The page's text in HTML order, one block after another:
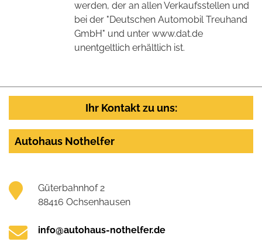
werden, der an allen Verkaufsstellen und
bei der "Deutschen Automobil Treuhand
GmbH" und unter www.dat.de
unentgeltlich erhältlich ist.
Ihr Kontakt zu uns:
Autohaus Nothelfer
Güterbahnhof 2
88416 Ochsenhausen
info@autohaus-nothelfer.de